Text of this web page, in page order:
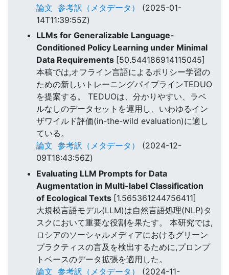
論文 参考訳（メタデータ）
(2025-01-
14T11:39:55Z)
LLMs for Generalizable Language-
Conditioned Policy Learning under Minimal
Data Requirements [50.544186914115045]
本稿では,オフライン言語によるポリシー学習の
ための新しいトレーニングパイプラインTEDUO
を提案する。 TEDUOは、分かりやすい、ラベ
ルなしのデータセットを運用し、いわゆるイン
ザワイルド評価(in-the-wild evaluation)に適し
ている。
論文 参考訳（メタデータ）
(2024-12-
09T18:43:56Z)
Evaluating LLM Prompts for Data
Augmentation in Multi-label Classification
of Ecological Texts [1.565361244756411]
大規模言語モデル(LLM)は自然言語処理(NLP)タ
スクにおいて重要な役割を果たす。 本研究では,
ロシアのソーシャルメディアにおけるグリーン
プラクティスの言及を検出するために,プロンプ
トベースのデータ拡張を適用した。
論文 参考訳（メタデータ）
(2024-11-